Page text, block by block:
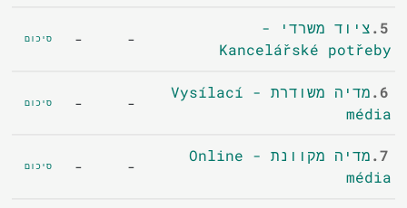
5. ציוד משרדי -
Kancelářské potřeby
-
- סיכום
6.
מדיה משודרת - Vysílací
média
-
- סיכום
7.
מדיה מקוונת - Online
média
-
- סיכום